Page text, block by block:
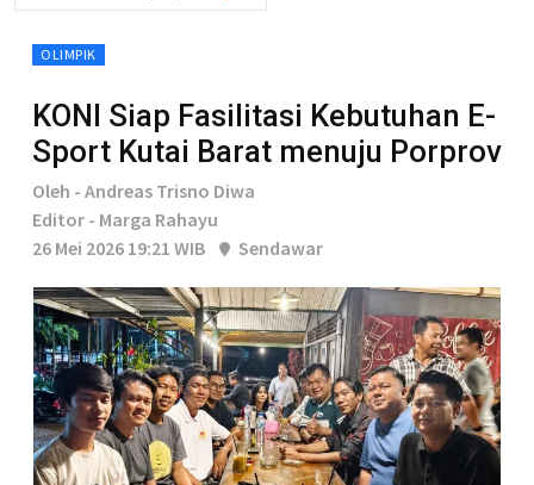
OLIMPIK
KONI Siap Fasilitasi Kebutuhan E-
Sport Kutai Barat menuju Porprov
Oleh - Andreas Trisno Diwa
Editor - Marga Rahayu
26 Mei 2026 19:21 WIB
Sendawar